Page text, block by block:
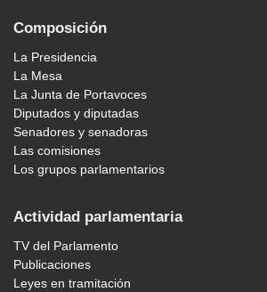
Composición
La Presidencia
La Mesa
La Junta de Portavoces
Diputados y diputadas
Senadores y senadoras
Las comisiones
Los grupos parlamentarios
Actividad parlamentaria
TV del Parlamento
Publicaciones
Leyes en tramitación